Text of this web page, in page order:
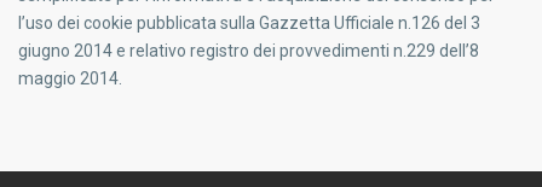
l’uso dei cookie pubblicata sulla Gazzetta Ufficiale n.126 del 3
giugno 2014 e relativo registro dei provvedimenti n.229 dell’8
maggio 2014.